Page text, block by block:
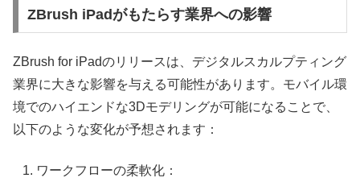
ZBrush iPadがもたらす業界への影響
ZBrush for iPadのリリースは、デジタルスカルプティング
業界に大きな影響を与える可能性があります。モバイル環
境でのハイエンドな3Dモデリングが可能になることで、
以下のような変化が予想されます：
ワークフローの柔軟化：